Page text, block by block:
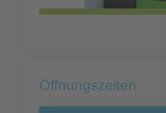
Öffnungszeiten